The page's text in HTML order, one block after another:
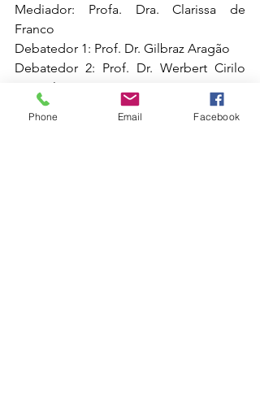
Mediador: Profa. Dra. Clarissa de
Franco
Debatedor 1: Prof. Dr. Gilbraz Aragão
Debatedor 2: Prof. Dr. Werbert Cirilo
Gonçalves
Debatedor 3: Ma. Thaís Chianca
Phone Email Facebook